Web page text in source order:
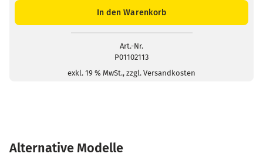
Stück)
In den Warenkorb
Art.-Nr.
P01102113
exkl. 19 % MwSt., zzgl. Versandkosten
Alternative Modelle